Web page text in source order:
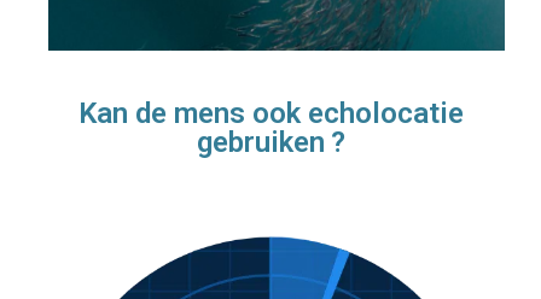
Kan de mens ook echolocatie
gebruiken ?